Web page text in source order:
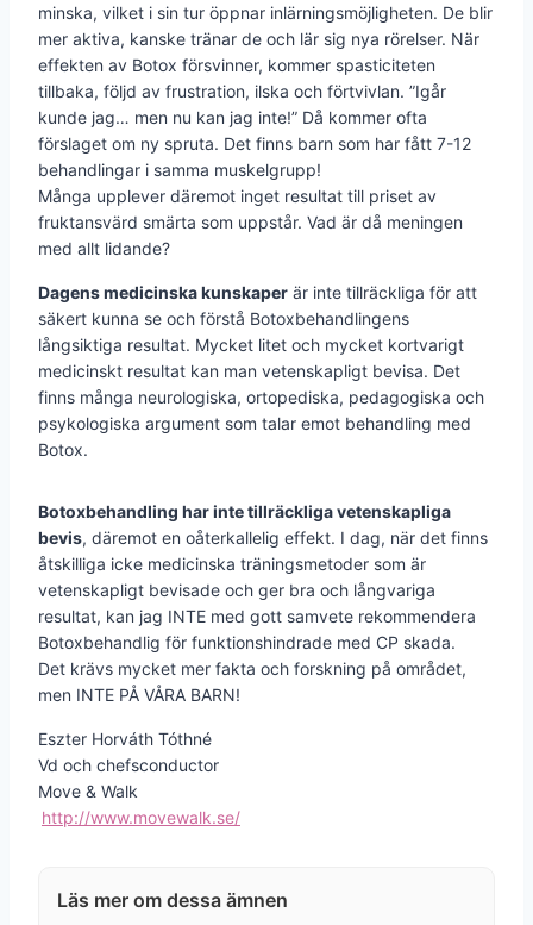
minska, vilket i sin tur öppnar inlärningsmöjligheten. De blir
mer aktiva, kanske tränar de och lär sig nya rörelser. När
effekten av Botox försvinner, kommer spasticiteten
tillbaka, följd av frustration, ilska och förtvivlan. ”Igår
kunde jag… men nu kan jag inte!” Då kommer ofta
förslaget om ny spruta. Det finns barn som har fått 7-12
behandlingar i samma muskelgrupp!
Många upplever däremot inget resultat till priset av
fruktansvärd smärta som uppstår. Vad är då meningen
med allt lidande?
Dagens medicinska kunskaper är inte tillräckliga för att
säkert kunna se och förstå Botoxbehandlingens
långsiktiga resultat. Mycket litet och mycket kortvarigt
medicinskt resultat kan man vetenskapligt bevisa. Det
finns många neurologiska, ortopediska, pedagogiska och
psykologiska argument som talar emot behandling med
Botox.
Botoxbehandling har inte tillräckliga vetenskapliga
bevis, däremot en oåterkallelig effekt. I dag, när det finns
åtskilliga icke medicinska träningsmetoder som är
vetenskapligt bevisade och ger bra och långvariga
resultat, kan jag INTE med gott samvete rekommendera
Botoxbehandlig för funktionshindrade med CP skada.
Det krävs mycket mer fakta och forskning på området,
men INTE PÅ VÅRA BARN!
Eszter Horváth Tóthné
Vd och chefsconductor
Move & Walk
http://www.movewalk.se/